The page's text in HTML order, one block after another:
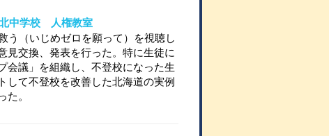
中学校 人権教室
う（いじめゼロを願って）を視聴し
見交換、発表を行った。特に生徒に
会議」を組織し、不登校になった生
して不登校を改善した北海道の実例
。